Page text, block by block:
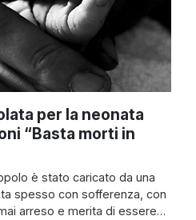
per la neonata
“Basta morti in
è stato caricato da una
spesso con sofferenza, con
arreso e merita di essere